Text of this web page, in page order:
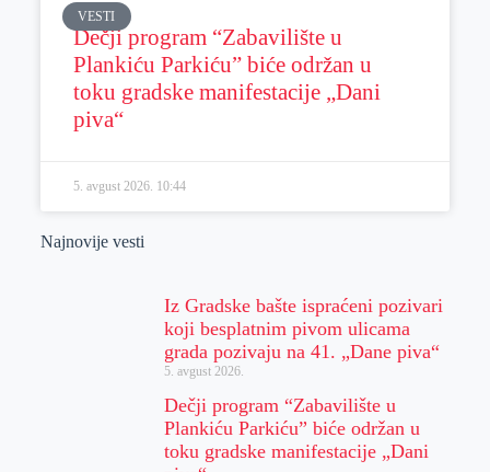
VESTI
Dečji program “Zabavilište u
Plankiću Parkiću” biće održan u
toku gradske manifestacije „Dani
piva“
5. avgust 2026. 10:44
Najnovije vesti
Iz Gradske bašte ispraćeni pozivari
koji besplatnim pivom ulicama
grada pozivaju na 41. „Dane piva“
5. avgust 2026.
Dečji program “Zabavilište u
Plankiću Parkiću” biće održan u
toku gradske manifestacije „Dani